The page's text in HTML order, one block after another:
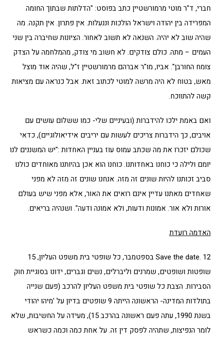
חברי, ד"ר מוטי מרמורשטיין כתב בפוסט: "הדלתות שבתוך החומה
המפרידה בין יהודה וישראל הולכות וננעלות. אין פתרון. אין תקנה. מה
שהיה שוב לא יהיה. השנאה לא תשוב לאחור. הציונות שחיברה בין שני
העמים – מתה. כולם צודקים. לא חשוב מי צודק, מהמלחמה על הצדק
צומח החורבן". אביו, מו"ר אברהם מרמורשטיין ז"ל, שהיה אוד מוצל
מאש, בטוח לא היה מרשה למוטי לכתוב זאת. אבל כנראה עם מציאות
קשה להתווכח.
ואם באמת ילכו להידברות (ובעיניים שלי- כמו ששלום עושים עם
אויבים, כך הידברות צריכים לעשות עם יריבים אידיאולוגיים), כדאי
שכולם יזכרו את מה שכתב עמוס עוז בעניין האחדות :"יש המשננים לנו
יומם ולילה כי כוחנו באחדותנו. כוחנו הוא אכן בהיותנו מאוחדים כולנו
סביב זכותנו להיות שונים זה מזה. אנחנו שונים זה מזה לא מפני
שאחדים מאתנו עדיין אינם רואים את האור, אלא מפני שיש בעולם
אורות ולא אור. אמונות ודעות, ולא אמונה ודעה". ושנהיה בריאים.
האדמה רועדת
Save the date. 12 בספטמבר, כל שופטי בית משפט העליון, 15
שופטות ושופטים, שמרנים וליברלים, נשים וגברים, ידונו בסוגיית חוק
הסבירות. הצבת כל שופטי בית משפט העליון להרכב (פעם שנייה
בתולדות המדינה- הראשונה הייתה 9 שופטים בדיון על 'מיהו יהודי
בשנת 1990, עתה פעם ראשונה בהרכב 15), מעידה על החשיבות, שלא
לומר הנפיצות, שתהיה לפסק דין זה. על אחת כמה וכמה כשראש